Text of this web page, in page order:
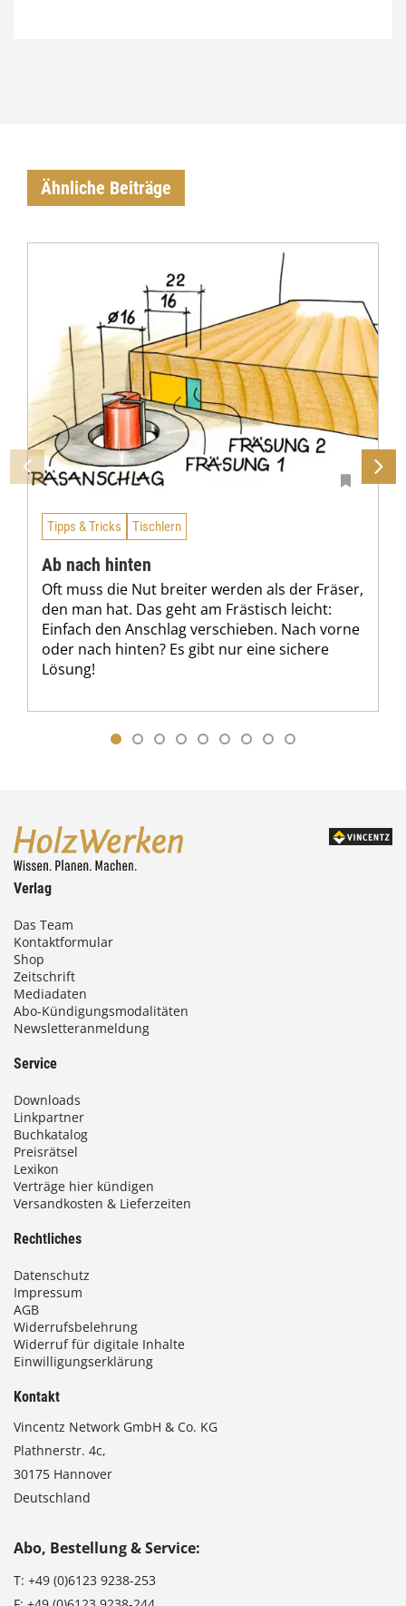
Ähnliche Beiträge
Tipps & Tricks Tischlern
Ab nach hinten
Oft muss die Nut breiter werden als der Fräser,
den man hat. Das geht am Frästisch leicht:
Einfach den Anschlag verschieben. Nach vorne
oder nach hinten? Es gibt nur eine sichere
Lösung!
Verlag
Das Team
Kontaktformular
Shop
Zeitschrift
Mediadaten
Abo-Kündigungsmodalitäten
Newsletteranmeldung
Service
Downloads
Linkpartner
Buchkatalog
Preisrätsel
Lexikon
Verträge hier kündigen
Versandkosten & Lieferzeiten
Rechtliches
Datenschutz
Impressum
AGB
Widerrufsbelehrung
Widerruf für digitale Inhalte
Einwilligungserklärung
Kontakt
Vincentz Network GmbH & Co. KG
Plathnerstr. 4c,
30175 Hannover
Deutschland
Abo, Bestellung & Service:
T: +49 (0)6123 9238-253